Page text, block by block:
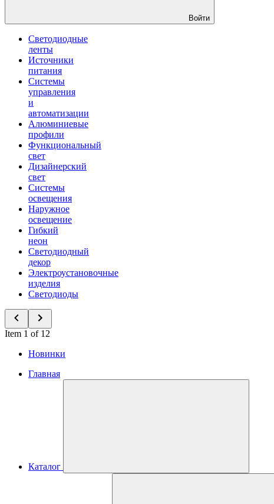
Войти
Светодиодные
ленты
Источники
питания
Системы
управления
и
автоматизации
Алюминиевые
профили
Функциональный
свет
Дизайнерский
свет
Системы
освещения
Наружное
освещение
Гибкий
неон
Светодиодный
декор
Электроустановочные
изделия
Светодиоды
Item 1 of 12
Новинки
Главная
Каталог